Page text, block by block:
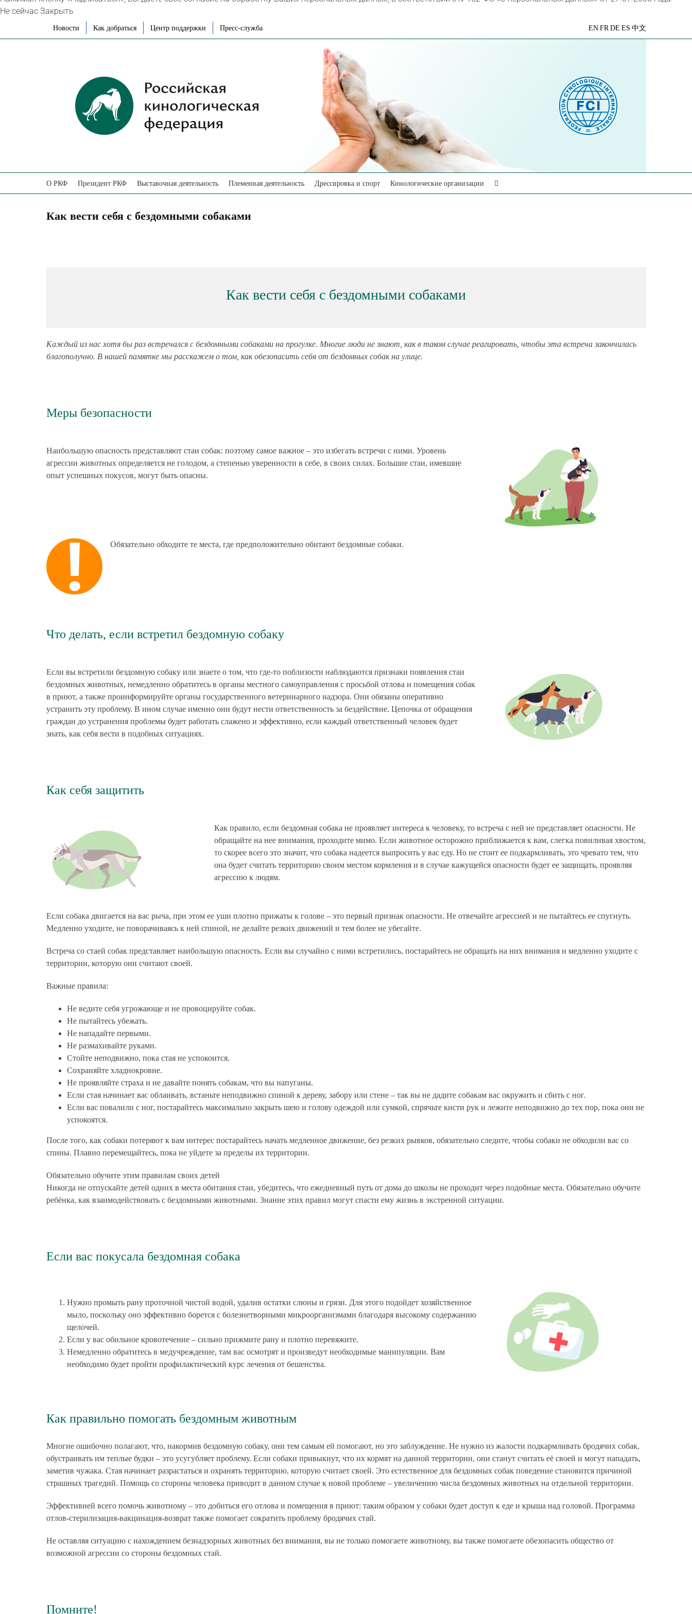
Не сейчас Закрыть
Новости Как добраться Центр поддержки Пресс-служба
Яндекс
EN FR DE ES 中文
О РКФ Президент РКФ Выставочная деятельность Племенная деятельность Дрессировка и спорт Кинологические организации
Как вести себя с бездомными собаками
Как вести себя с бездомными собаками
Каждый из нас хотя бы раз встречался с бездомными собаками на прогулке. Многие люди не знают, как в таком случае реагировать, чтобы эта встреча закончилась
благополучно. В нашей памятке мы расскажем о том, как обезопасить себя от бездомных собак на улице.
Меры безопасности
Наибольшую опасность представляют стаи собак: поэтому самое важное – это избегать встречи с ними. Уровень
агрессии животных определяется не голодом, а степенью уверенности в себе, в своих силах. Большие стаи, имевшие
опыт успешных покусов, могут быть опасны.
Обязательно обходите те места, где предположительно обитают бездомные собаки.
Что делать, если встретил бездомную собаку
Если вы встретили бездомную собаку или знаете о том, что где-то поблизости наблюдаются признаки появления стаи
бездомных животных, немедленно обратитесь в органы местного самоуправления с просьбой отлова и помещения собак
в приют, а также проинформируйте органы государственного ветеринарного надзора. Они обязаны оперативно
устранить эту проблему. В ином случае именно они будут нести ответственность за бездействие. Цепочка от обращения
граждан до устранения проблемы будет работать слажено и эффективно, если каждый ответственный человек будет
знать, как себя вести в подобных ситуациях.
Как себя защитить
Как правило, если бездомная собака не проявляет интереса к человеку, то встреча с ней не представляет опасности. Не
обращайте на нее внимания, проходите мимо. Если животное осторожно приближается к вам, слегка повиливая хвостом,
то скорее всего это значит, что собака надеется выпросить у вас еду. Но не стоит ее подкармливать, это чревато тем, что
она будет считать территорию своим местом кормления и в случае кажущейся опасности будет ее защищать, проявляя
агрессию к людям.
Если собака двигается на вас рыча, при этом ее уши плотно прижаты к голове – это первый признак опасности. Не отвечайте агрессией и не пытайтесь ее спугнуть.
Медленно уходите, не поворачиваясь к ней спиной, не делайте резких движений и тем более не убегайте.
Встреча со стаей собак представляет наибольшую опасность. Если вы случайно с ними встретились, постарайтесь не обращать на них внимания и медленно уходите с
территории, которую они считают своей.
Важные правила:
Не ведите себя угрожающе и не провоцируйте собак.
Не пытайтесь убежать.
Не нападайте первыми.
Не размахивайте руками.
Стойте неподвижно, пока стая не успокоится.
Сохраняйте хладнокровие.
Не проявляйте страха и не давайте понять собакам, что вы напуганы.
Если стая начинает вас облаивать, встаньте неподвижно спиной к дереву, забору или стене – так вы не дадите собакам вас окружить и сбить с ног.
Если вас повалили с ног, постарайтесь максимально закрыть шею и голову одеждой или сумкой, спрячьте кисти рук и лежите неподвижно до тех пор, пока они не
успокоятся.
После того, как собаки потеряют к вам интерес постарайтесь начать медленное движение, без резких рывков, обязательно следите, чтобы собаки не обходили вас со
спины. Плавно перемещайтесь, пока не уйдете за пределы их территории.
Обязательно обучите этим правилам своих детей
Никогда не отпускайте детей одних в места обитания стаи, убедитесь, что ежедневный путь от дома до школы не проходит через подобные места. Обязательно обучите
ребёнка, как взаимодействовать с бездомными животными. Знание этих правил могут спасти ему жизнь в экстренной ситуации.
Если вас покусала бездомная собака
Нужно промыть рану проточной чистой водой, удалив остатки слюны и грязи. Для этого подойдет хозяйственное
мыло, поскольку оно эффективно борется с болезнетворными микроорганизмами благодаря высокому содержанию
щелочей.
Если у вас обильное кровотечение – сильно прижмите рану и плотно перевяжите.
Немедленно обратитесь в медучреждение, там вас осмотрят и произведут необходимые манипуляции. Вам
необходимо будет пройти профилактический курс лечения от бешенства.
Как правильно помогать бездомным животным
Многие ошибочно полагают, что, накормив бездомную собаку, они тем самым ей помогают, но это заблуждение. Не нужно из жалости подкармливать бродячих собак,
обустраивать им теплые будки – это усугубляет проблему. Если собаки привыкнут, что их кормят на данной территории, они станут считать её своей и могут нападать,
заметив чужака. Стая начинает разрастаться и охранять территорию, которую считает своей. Это естественное для бездомных собак поведение становится причиной
страшных трагедий. Помощь со стороны человека приводит в данном случае к новой проблеме – увеличению числа бездомных животных на отдельной территории.
Эффективней всего помочь животному – это добиться его отлова и помещения в приют: таким образом у собаки будет доступ к еде и крыша над головой. Программа
отлов-стерилизация-вакцинация-возврат также помогает сократить проблему бродячих стай.
Не оставляя ситуацию с нахождением безнадзорных животных без внимания, вы не только помогаете животному, вы также помогаете обезопасить общество от
возможной агрессии со стороны бездомных стай.
Помните!